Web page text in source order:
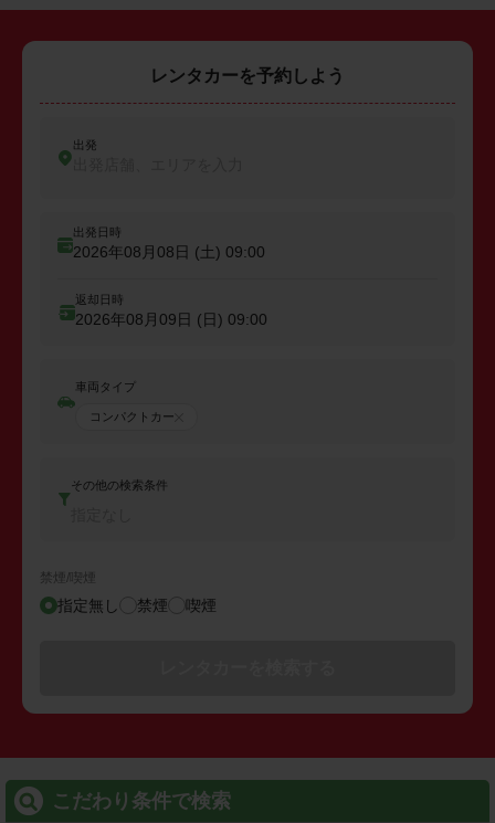
レンタカーを予約しよう
出発
出発日時
2026年08月08日 (土) 09:00
返却日時
2026年08月09日 (日) 09:00
車両タイプ
コンパクトカー
その他の検索条件
禁煙/喫煙
指定無し 禁煙 喫煙
こだわり条件で検索